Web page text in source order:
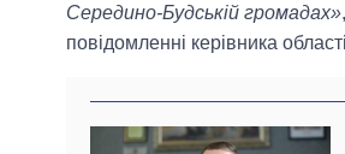
Середино-Будській громадах»
повідомленні керівника